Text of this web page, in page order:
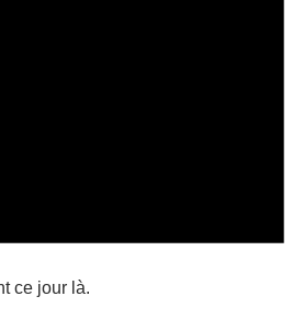
ce jour là.